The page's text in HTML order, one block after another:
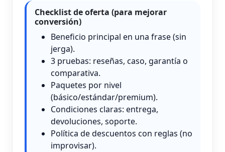
Checklist de oferta (para mejorar
conversión)
Beneficio principal en una frase (sin
jerga).
3 pruebas: reseñas, caso, garantía o
comparativa.
Paquetes por nivel
(básico/estándar/premium).
Condiciones claras: entrega,
devoluciones, soporte.
Política de descuentos con reglas (no
improvisar).